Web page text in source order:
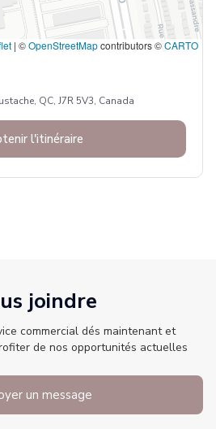
| ©OpenStreetMapcontributors ©CARTO
QC, J7R 5V3, Canada
l'itinéraire
joindre
commercial dés maintenant et
de nos opportunités actuelles
un message